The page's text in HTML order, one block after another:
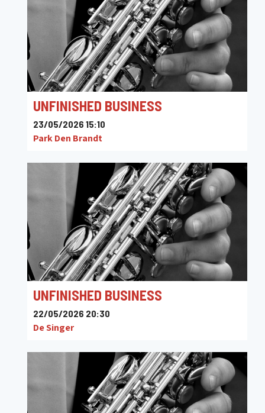
UNFINISHED BUSINESS
23/05/2026 15:10
Park Den Brandt
UNFINISHED BUSINESS
22/05/2026 20:30
De Singer